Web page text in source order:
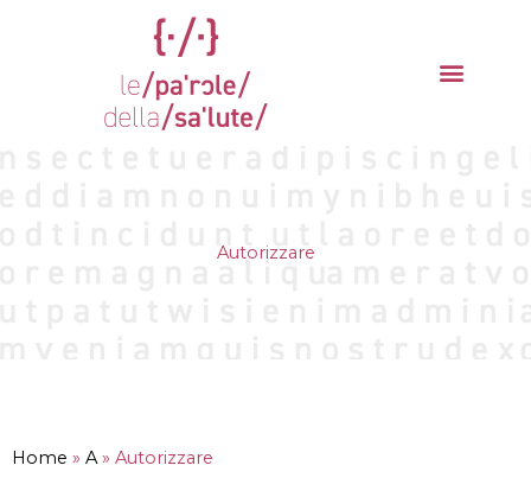
Autorizzare
Home » A» Autorizzare